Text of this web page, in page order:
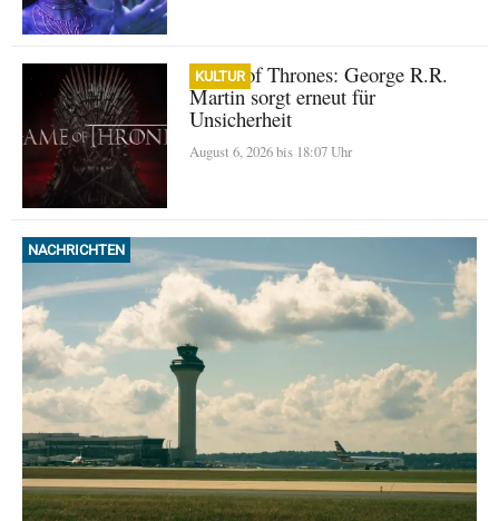
KULTUR
Game of Thrones: George R.R.
Martin sorgt erneut für
Unsicherheit
August 6, 2026 bis 18:07 Uhr
NACHRICHTEN